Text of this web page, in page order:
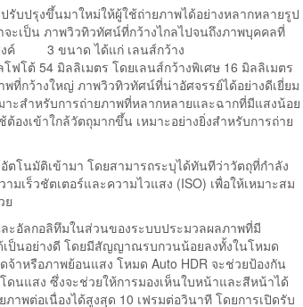
รับปรุงขึ้นมาใหม่ให้ผู้ใช้ถ่ายภาพได้อย่างหลากหลายรูป
ะเป็น ภาพวิวทิวทัศน์ที่กว้างไกลไปจนถึงภาพบุคคลที่
สงค์ 3 ขนาด ได้แก่ เลนส์กว้าง
ฟโต้ 54 มิลลิเมตร โดยเลนส์กว้างพิเศษ 16 มิลลิเมตร
กว้างใหญ่ ภาพวิวทิวทัศน์ที่น่าอัศจรรย์ได้อย่างดีเยี่ยม
ะสำหรับการถ่ายภาพที่หลากหลายและฉากที่มีแสงน้อย
องเข้าใกล้วัตถุมากขึ้น เหมาะอย่างยิ่งสำหรับการถ่าย
โนมัติเข้ามา โดยสามารถระบุได้ทันทีว่าวัตถุที่กำลัง
เร็วชัตเตอร์และความไวแสง (ISO) เพื่อให้เหมาะสม
ย
ลกอลิทึมในส่วนของระบบประมวลผลภาพที่มี
ป็นอย่างดี โดยมีสัญญาณรบกวนน้อยลงทั้งในโหมด
าหรือภาพย้อนแสง โหมด Auto HDR จะช่วยป้องกัน
นแสง ซึ่งจะช่วยให้การมองเห็นใบหน้าและสีหน้าได้
าพต่อเนื่องได้สูงสุด 10 เฟรมต่อวินาที โดยการเปิดรับ